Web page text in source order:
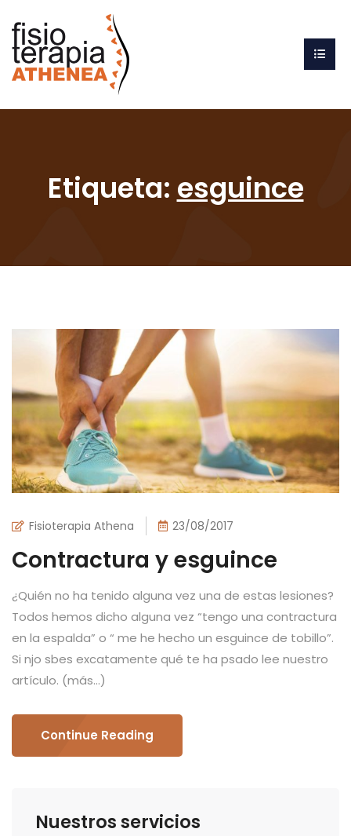
Etiqueta: esguince
Fisioterapia Athena 23/08/2017
Contractura y esguince
¿Quién no ha tenido alguna vez una de estas lesiones?
Todos hemos dicho alguna vez “tengo una contractura
en la espalda” o “ me he hecho un esguince de tobillo”.
Si njo sbes excatamente qué te ha psado lee nuestro
artículo. (más…)
Continue Reading
Nuestros servicios